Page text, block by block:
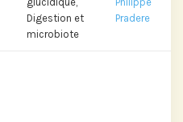
Digestion et
microbiote
Pradere